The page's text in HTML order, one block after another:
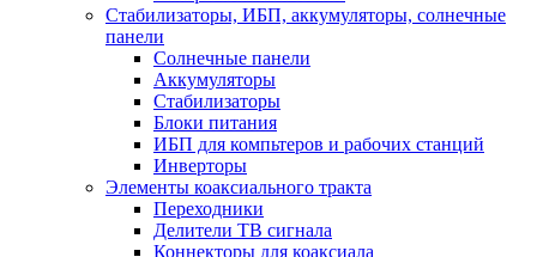
Стабилизаторы, ИБП, аккумуляторы, солнечные
панели
Солнечные панели
Аккумуляторы
Стабилизаторы
Блоки питания
ИБП для компьтеров и рабочих станций
Инверторы
Элементы коаксиального тракта
Переходники
Делители ТВ сигнала
Коннекторы для коаксиала